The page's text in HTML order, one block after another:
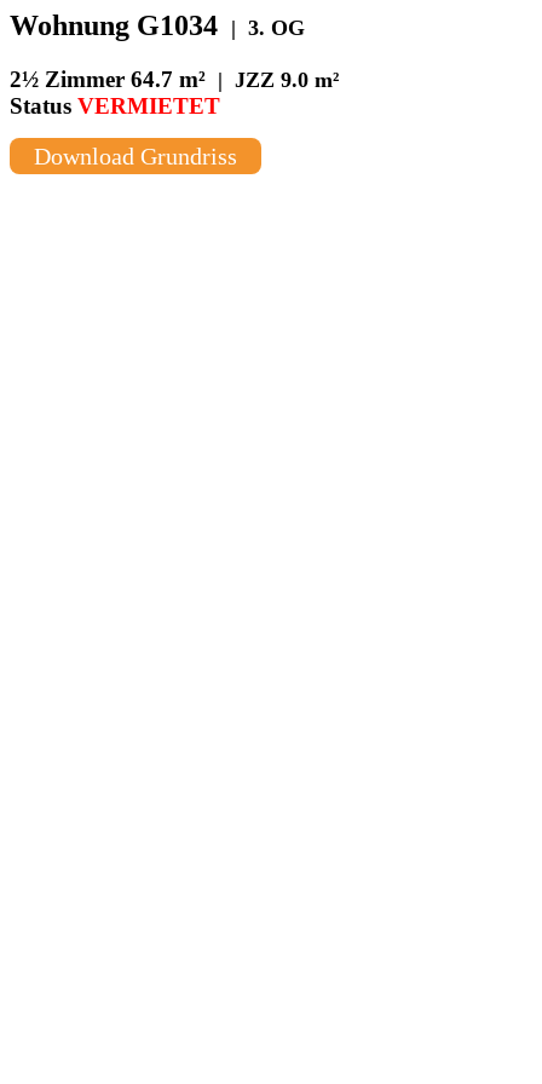
Wohnung G1034 | 3. OG
2½ Zimmer 64.7 m² | JZZ 9.0 m²
Status VERMIETET
Download Grundriss